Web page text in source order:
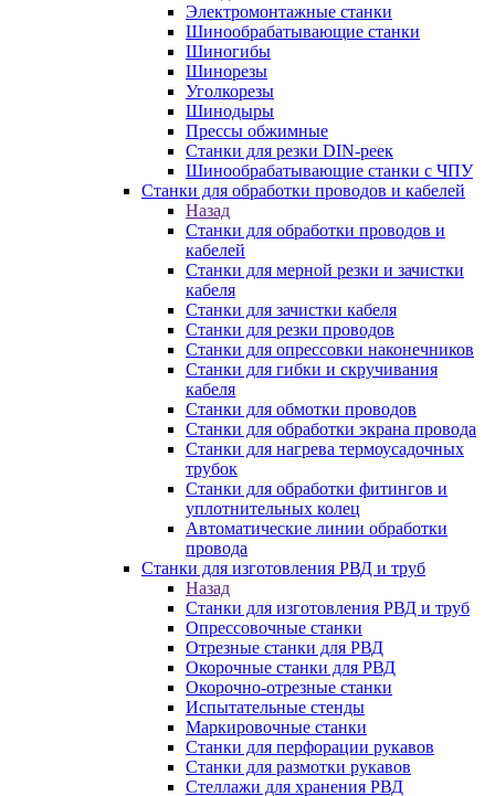
Электромонтажные станки
Шинообрабатывающие станки
Шиногибы
Шинорезы
Уголкорезы
Шинодыры
Прессы обжимные
Станки для резки DIN-реек
Шинообрабатывающие станки с ЧПУ
Станки для обработки проводов и кабелей
Назад
Станки для обработки проводов и
кабелей
Станки для мерной резки и зачистки
кабеля
Станки для зачистки кабеля
Станки для резки проводов
Станки для опрессовки наконечников
Станки для гибки и скручивания
кабеля
Станки для обмотки проводов
Станки для обработки экрана провода
Станки для нагрева термоусадочных
трубок
Станки для обработки фитингов и
уплотнительных колец
Автоматические линии обработки
провода
Станки для изготовления РВД и труб
Назад
Станки для изготовления РВД и труб
Опрессовочные станки
Отрезные станки для РВД
Окорочные станки для РВД
Окорочно-отрезные станки
Испытательные стенды
Маркировочные станки
Станки для перфорации рукавов
Станки для размотки рукавов
Стеллажи для хранения РВД